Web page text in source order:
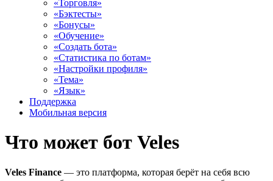
«Торговля»
«Бэктесты»
«Бонусы»
«Обучение»
«Создать бота»
«Статистика по ботам»
«Настройки профиля»
«Тема»
«Язык»
Поддержка
Мобильная версия
Что может бот Veles
Veles Finance — это платформа, которая берёт на себя всю